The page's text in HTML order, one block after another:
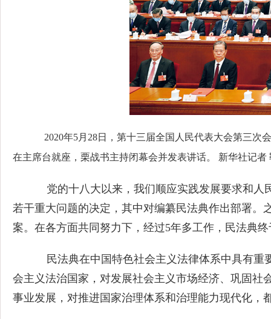
2020年5月28日，第十三届全国人民代表大会第三次
在主席台就座，栗战书主持闭幕会并发表讲话。 新华社记者
党的十八大以来，我们顺应实践发展要求和人
若干重大问题的决定，其中对编纂民法典作出部署。
案。在各方面共同努力下，经过5年多工作，民法典
民法典在中国特色社会主义法律体系中具有重
会主义法治国家，对发展社会主义市场经济、巩固
事业发展，对推进国家治理体系和治理能力现代化，